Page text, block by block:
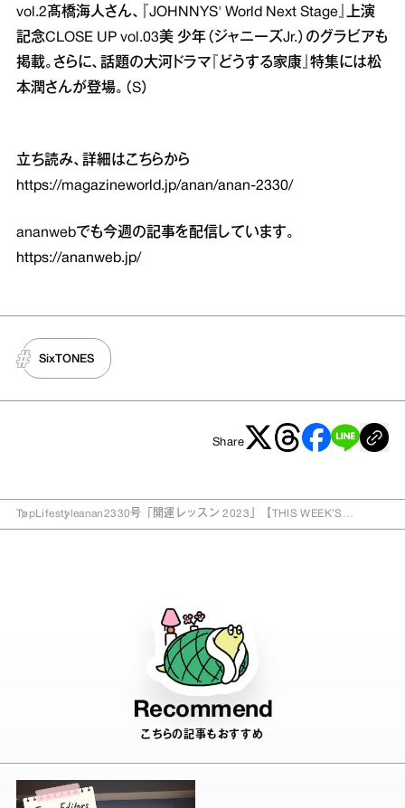
vol.2髙橋海人さん、『JOHNNYS' World Next Stage』上演
記念CLOSE UP vol.03美 少年（ジャニーズJr.）のグラビアも
掲載。さらに、話題の大河ドラマ『どうする家康』特集には松
本潤さんが登場。（S）
立ち読み、詳細はこちらから
https://magazineworld.jp/anan/anan-2330/
ananwebでも今週の記事を配信しています。
https://ananweb.jp/
SixTONES
Share
Top Lifestyleanan2330号「開運レッスン 2023」【THIS WEEK’S
Recommend
こちらの記事もおすすめ